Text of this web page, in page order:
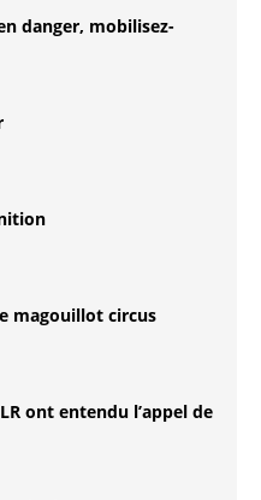
danger, mobilisez-
magouillot circus
ont entendu l’appel de